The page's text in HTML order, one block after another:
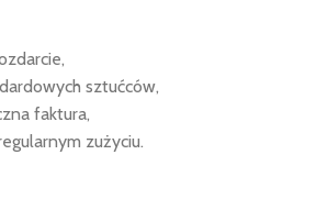
sztućców,
faktura,
zużyciu.